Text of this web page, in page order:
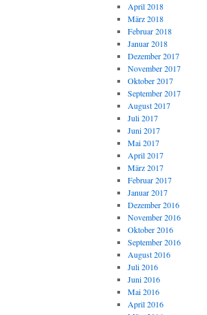
April 2018
März 2018
Februar 2018
Januar 2018
Dezember 2017
November 2017
Oktober 2017
September 2017
August 2017
Juli 2017
Juni 2017
Mai 2017
April 2017
März 2017
Februar 2017
Januar 2017
Dezember 2016
November 2016
Oktober 2016
September 2016
August 2016
Juli 2016
Juni 2016
Mai 2016
April 2016